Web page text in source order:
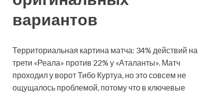
вариантов
Территориальная картина матча: 34% действий на
трети «Реала» против 22% у «Аталанты». Матч
проходил у ворот Тибо Куртуа, но это совсем не
ощущалось проблемой, потому что в ключевые